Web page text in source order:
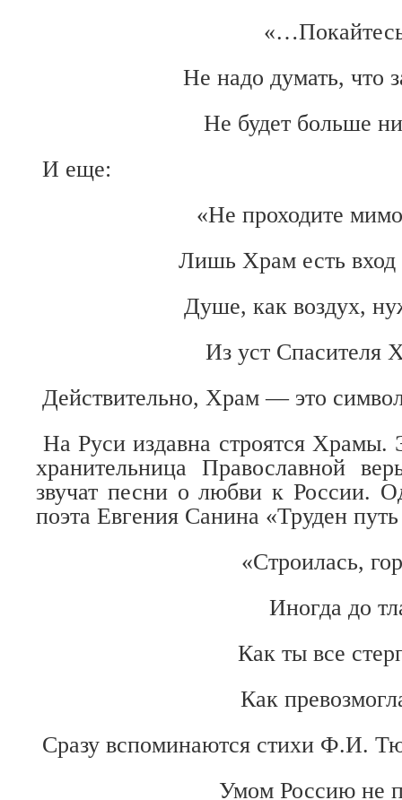
Не надо думать, что
Не будет больше
И еще:
«Не проходите
Лишь Храм есть вход
Душе, как воздух,
Из уст Спасителя
Действительно, Храм — это
На Руси издавна строятся Храмы.
хранительница Православной
звучат песни о любви к России.
поэта Евгения Санина «Труден
«Строилась,
Иногда до
Как ты все
Как
Сразу вспоминаются стихи Ф.И.
Умом Россию не